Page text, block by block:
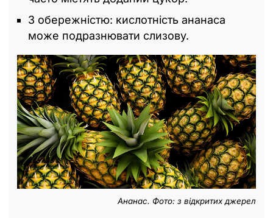
З обережністю: кислотність ананаса
може подразнювати слизову.
Ананас. Фото: з відкритих джерел